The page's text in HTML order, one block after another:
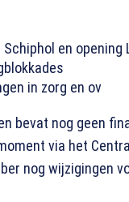
en opening
in zorg en ov
bevat nog geen
via het
nog wijzigingen